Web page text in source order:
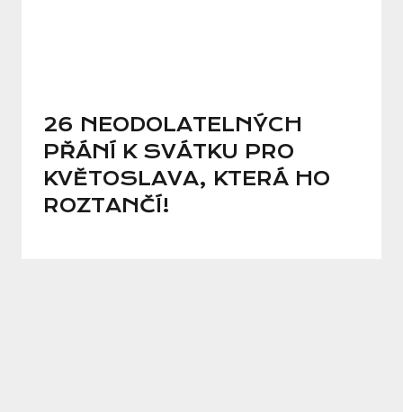
26 NEODOLATELNÝCH
PŘÁNÍ K SVÁTKU PRO
KVĚTOSLAVA, KTERÁ HO
ROZTANČÍ!